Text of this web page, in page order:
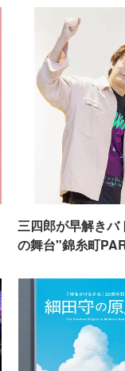
三四郎が早解き
の舞台"錦糸町